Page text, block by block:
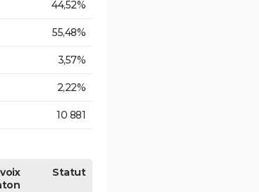
44,52%
55,48%
3,57%
2,22%
10 881
Statut